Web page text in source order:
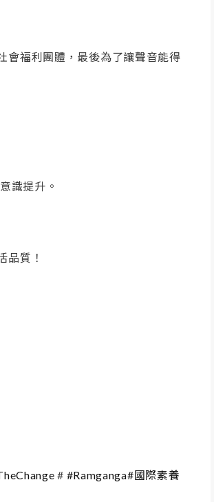
會福利團體，最後為了讓聲音能得
識提升。
品質！
# #Ramganga#國際素養